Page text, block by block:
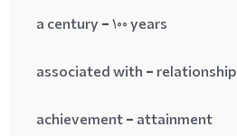
a century = 100 years
associated with = relationship
achievement = attainment